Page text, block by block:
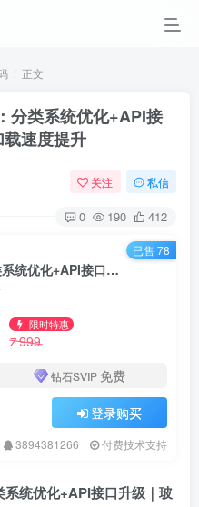
正文
分类系统优化+API接
速度提升
关注 私信
0 190 412
随机小姐姐软件新版发布：分类系统优化+API接口升级｜玻璃按钮效果+加载速度提升
限时特惠
Z999
钻石SVIP免费
登录购买
3894381266 付费技术支持
已售 78
统优化+API接口升级｜玻